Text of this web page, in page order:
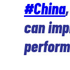
#China
can